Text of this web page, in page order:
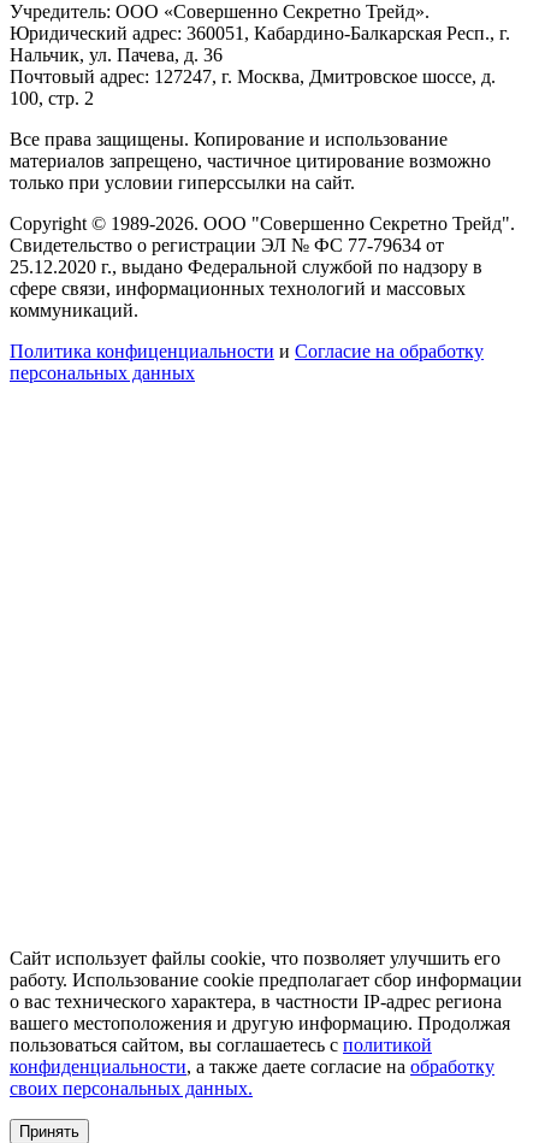
Учредитель: ООО «Совершенно Секретно Трейд».
Юридический адрес: 360051, Кабардино-Балкарская Респ., г.
Нальчик, ул. Пачева, д. 36
Почтовый адрес: 127247, г. Москва, Дмитровское шоссе, д.
100, стр. 2
Все права защищены. Копирование и использование
материалов запрещено, частичное цитирование возможно
только при условии гиперссылки на сайт.
Copyright © 1989-2026. ООО "Совершенно Секретно Трейд".
Свидетельство о регистрации ЭЛ № ФС 77-79634 от
25.12.2020 г., выдано Федеральной службой по надзору в
сфере связи, информационных технологий и массовых
коммуникаций.
Политика конфиценциальности и Согласие на обработку
персональных данных
Сайт использует файлы cookie, что позволяет улучшить его
работу. Использование cookie предполагает сбор информации
о вас технического характера, в частности IP-адрес региона
вашего местоположения и другую информацию. Продолжая
пользоваться сайтом, вы соглашаетесь с политикой
конфиденциальности, а также даете согласие на обработку
своих персональных данных.
Принять